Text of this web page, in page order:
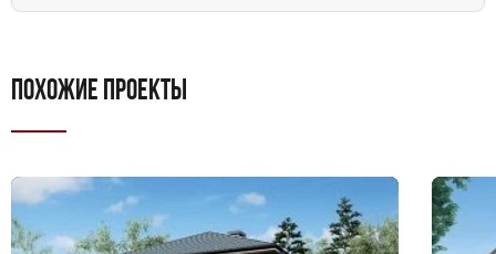
ПОХОЖИЕ ПРОЕКТЫ